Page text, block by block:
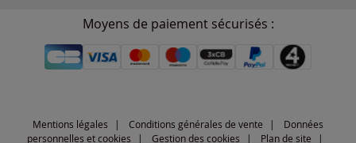
Moyens de paiement sécurisés :
Mentions légales Conditions générales de vente
Données
personnelles et cookies
Gestion des cookies
Plan de site